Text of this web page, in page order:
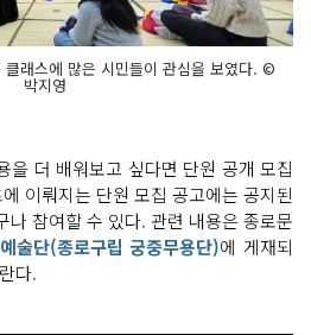
클래스에 많은 시민들이 관심을 보였다. ©
박지영
을 더 배워보고 싶다면 단원 공개 모집
이뤄지는 단원 모집 공고에는 공지된
나 참여할 수 있다. 관련 내용은 종로문
술단(종로구립 궁중무용단)에 게재되
다.